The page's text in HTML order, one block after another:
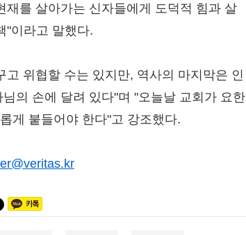
재를 살아가는 신자들에게 도덕적 힘과 살
"이라고 말했다.
고 위협할 수는 있지만, 역사의 마지막은 인
의 손에 달려 있다"며 "오늘날 교회가 요한
게 붙들어야 한다"고 강조했다.